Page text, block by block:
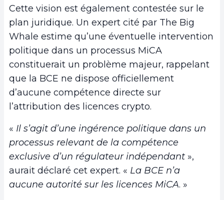
Cette vision est également contestée sur le
plan juridique. Un expert cité par The Big
Whale estime qu’une éventuelle intervention
politique dans un processus MiCA
constituerait un problème majeur, rappelant
que la BCE ne dispose officiellement
d’aucune compétence directe sur
l’attribution des licences crypto.
« Il s’agit d’une ingérence politique dans un
processus relevant de la compétence
exclusive d’un régulateur indépendant »,
aurait déclaré cet expert. « La BCE n’a
aucune autorité sur les licences MiCA. »